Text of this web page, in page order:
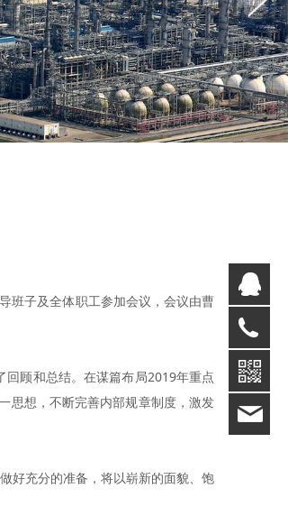
班子及全体职工参加会议，会议由曹
顾和总结。在谋篇布局2019年重点
思想，不断完善内部规章制度，激发
好充分的准备，将以崭新的面貌、饱
销